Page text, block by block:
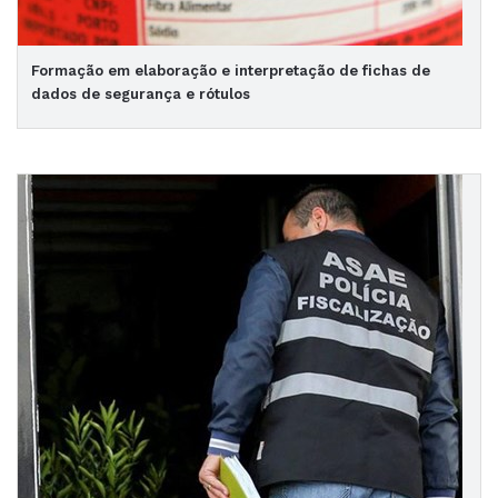
Formação em elaboração e interpretação de fichas de
dados de segurança e rótulos